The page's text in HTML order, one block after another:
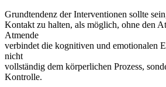
Grundtendenz der Interventionen sollte
Kontakt zu halten, als möglich, ohne den
Atmende
verbindet die kognitiven und emotionalen
nicht
vollständig dem körperlichen Prozess,
Kontrolle.